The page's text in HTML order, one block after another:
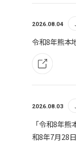
2026.08.04
令和8年熊本
2026.08.03
「令和8年
和8年7月28